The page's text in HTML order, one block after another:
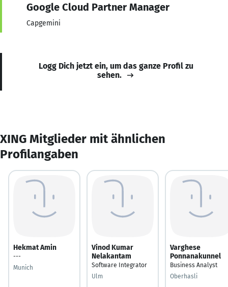
Google Cloud Partner Manager
Capgemini
Logg Dich jetzt ein, um das ganze Profil zu
sehen.
XING Mitglieder mit ähnlichen
Profilangaben
Hekmat Amin
---
Munich
Vinod Kumar
Nelakantam
Software Integrator
Ulm
Varghese
Ponnanakunnel
Business Analyst
Oberhasli